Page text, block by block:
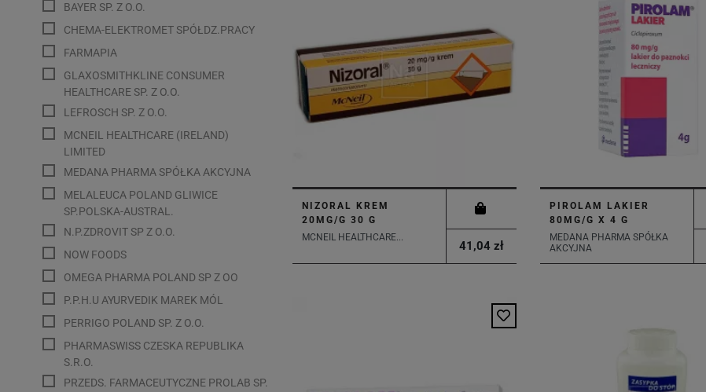
BAYER SP. Z O.O.
CHEMA-ELEKTROMET SPÓŁDZ.PRACY
FARMAPIA
GLAXOSMITHKLINE CONSUMER
HEALTHCARE SP. Z O.O.
LEFROSCH SP. Z O.O.
MCNEIL HEALTHCARE (IRELAND)
LIMITED
MEDANA PHARMA SPÓŁKA AKCYJNA
MELALEUCA POLAND GLIWICE
SP.POLSKA-AUSTRAL.
N.P.ZDROVIT SP Z O.O.
NOW FOODS
OMEGA PHARMA POLAND SP Z OO
P.P.H.U AYURVEDIK MAREK MÓL
PERRIGO POLAND SP. Z O.O.
PHARMASWISS CZESKA REPUBLIKA
S.R.O.
PRZEDS. FARMACEUTYCZNE PROLAB SP.
NIZORAL KREM
20MG/G 30 G
MCNEIL HEALTHCARE...
41,04 zł
PIROLAM LAKIER
80MG/G X 4 G
MEDANA PHARMA SPÓŁKA
AKCYJNA